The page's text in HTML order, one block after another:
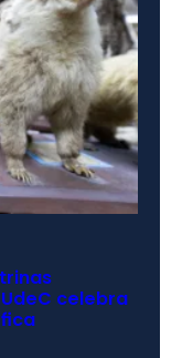
celebra